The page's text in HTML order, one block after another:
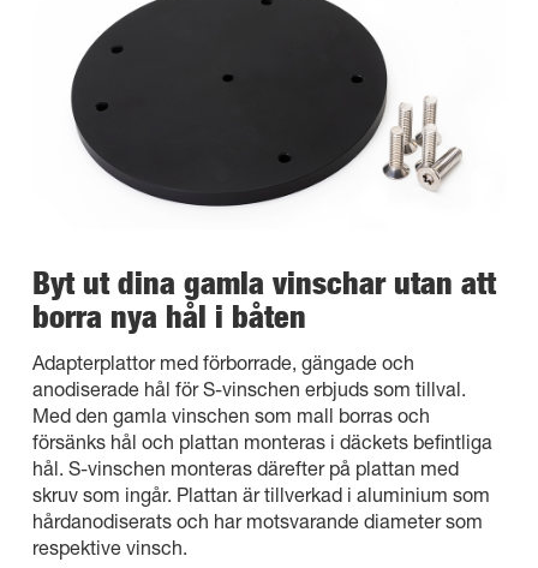
Byt ut dina gamla vinschar utan att
borra nya hål i båten
Adapterplattor med förborrade, gängade och
anodiserade hål för S-vinschen erbjuds som tillval.
Med den gamla vinschen som mall borras och
försänks hål och plattan monteras i däckets befintliga
hål. S-vinschen monteras därefter på plattan med
skruv som ingår. Plattan är tillverkad i aluminium som
hårdanodiserats och har motsvarande diameter som
respektive vinsch.